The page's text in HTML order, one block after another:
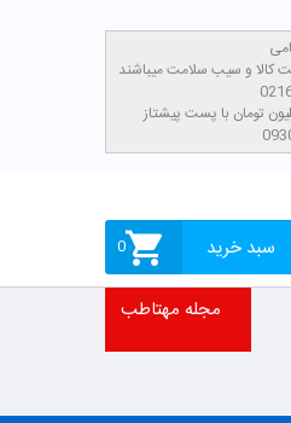
سبد خرید 0
مجله مهتاطب